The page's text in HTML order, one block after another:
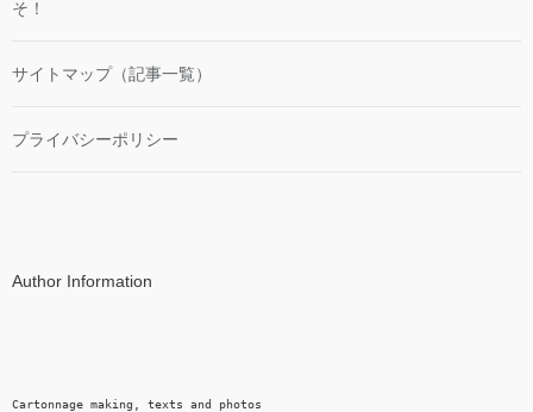
そ！
サイトマップ（記事一覧）
プライバシーポリシー
Author Information
Cartonnage making, texts and photos